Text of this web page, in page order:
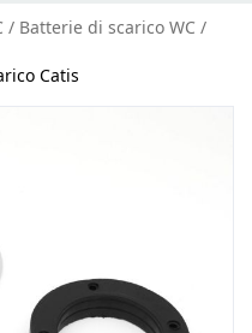
Batterie di scarico WC
Catis